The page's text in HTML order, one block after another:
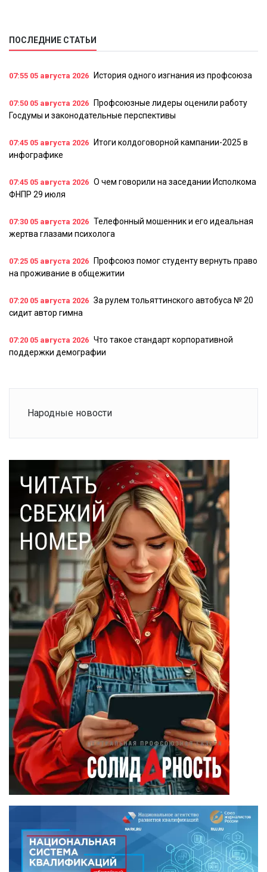
ПОСЛЕДНИЕ СТАТЬИ
07:55 05 августа 2026 История одного изгнания из профсоюза
07:50 05 августа 2026
Профсоюзные лидеры оценили работу
Госдумы и законодательные перспективы
07:45 05 августа 2026
Итоги колдоговорной кампании-2025 в
инфографике
07:45 05 августа 2026 О чем говорили на заседании Исполкома
ФНПР 29 июля
07:30 05 августа 2026 Телефонный мошенник и его идеальная
жертва глазами психолога
07:25 05 августа 2026
Профсоюз помог студенту вернуть право
на проживание в общежитии
07:20 05 августа 2026 За рулем тольяттинского автобуса № 20
сидит автор гимна
07:20 05 августа 2026 Что такое стандарт корпоративной
поддержки демографии
Народные новости